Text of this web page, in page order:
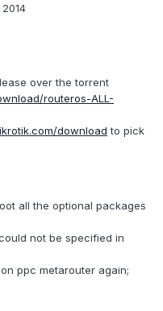
over the torrent
routeros-ALL-
download to pick
all the optional packages
not be specified in
ppc metarouter again;